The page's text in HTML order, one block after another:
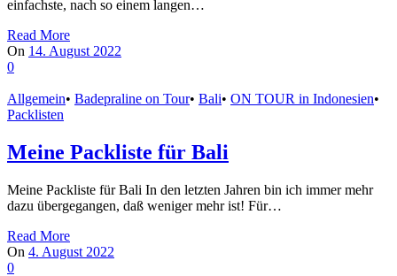
einfachste, nach so einem langen…
Read More
On 14. August 2022
0
Allgemein• Badepraline on Tour• Bali• ON TOUR in Indonesien•
Packlisten
Meine Packliste für Bali
Meine Packliste für Bali In den letzten Jahren bin ich immer mehr
dazu übergegangen, daß weniger mehr ist! Für…
Read More
On 4. August 2022
0